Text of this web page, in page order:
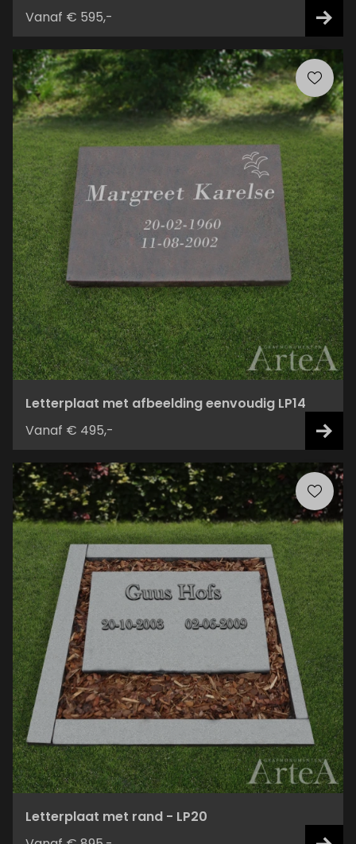
Vanaf € 595,-
Letterplaat met afbeelding eenvoudig LP14
Vanaf € 495,-
Letterplaat met rand - LP20